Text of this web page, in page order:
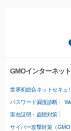
GMOインターネッ
世界初総合ネットセキュ
パスワード漏洩診断
実在証明・盗聴対策
サイバー攻撃対策（GMO